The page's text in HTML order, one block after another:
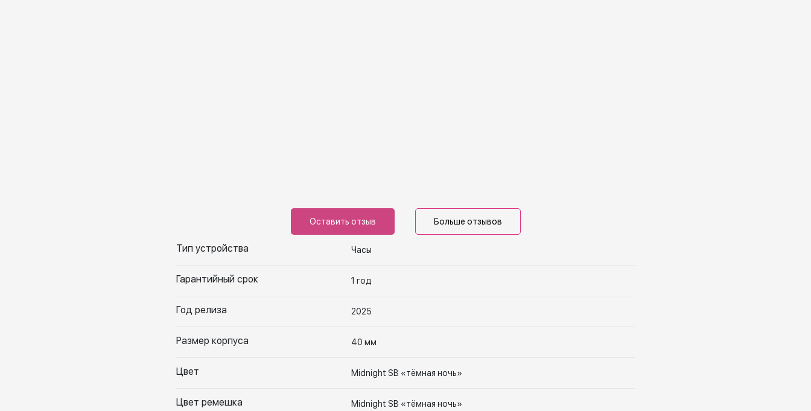
Оставить отзыв Больше отзывов
Тип устройства Часы
Гарантийный срок 1 год
Год релиза 2025
Размер корпуса 40 мм
Цвет Midnight SB «тёмная ночь»
Цвет ремешка Midnight SB «тёмная ночь»